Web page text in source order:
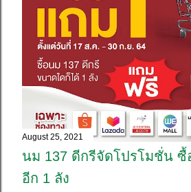
August 25, 2021
นม 137 ดีกรีจัดโปรโมชั่น ซื้
อีก 1 ลัง